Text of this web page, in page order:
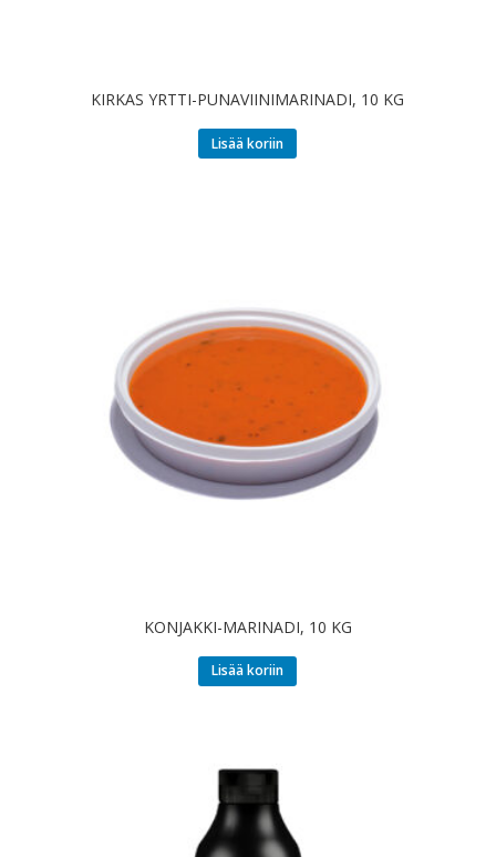
KIRKAS YRTTI-PUNAVIINIMARINADI, 10 KG
Lisää koriin
KONJAKKI-MARINADI, 10 KG
Lisää koriin